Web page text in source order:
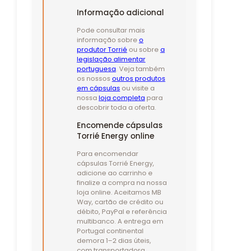
Informação adicional
Pode consultar mais
informação sobre o
produtor Torrié ou sobre a
legislação alimentar
portuguesa. Veja também
os nossos outros produtos
em cápsulas ou visite a
nossa loja completa para
descobrir toda a oferta.
Encomende cápsulas
Torrié Energy online
Para encomendar
cápsulas Torrié Energy,
adicione ao carrinho e
finalize a compra na nossa
loja online. Aceitamos MB
Way, cartão de crédito ou
débito, PayPal e referência
multibanco. A entrega em
Portugal continental
demora 1–2 dias úteis,